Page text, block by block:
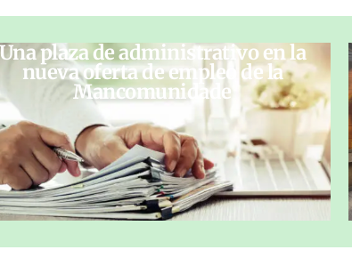
plaza de administrativo en la
nueva oferta de empleo de la
Mancomunidade